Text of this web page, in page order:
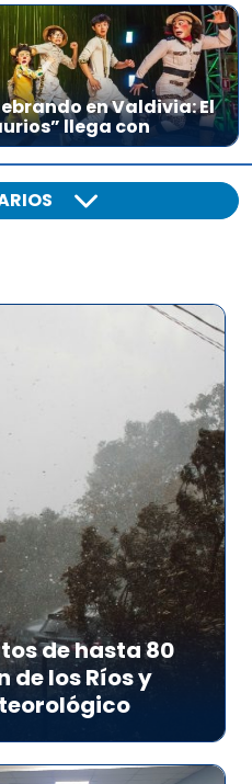
en Valdivia: El
llega con
de hasta 80
de los Ríos y